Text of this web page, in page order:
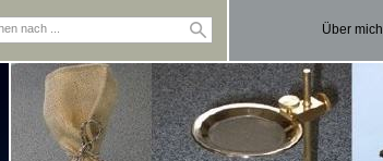
Über mich